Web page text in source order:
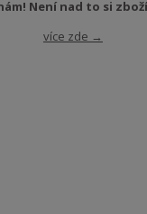
více zde →